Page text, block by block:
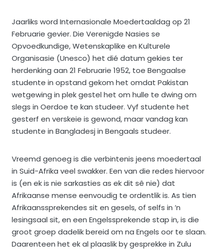
Jaarliks word Internasionale Moedertaaldag op 21
Februarie gevier. Die Verenigde Nasies se
Opvoedkundige, Wetenskaplike en Kulturele
Organisasie (Unesco) het dié datum gekies ter
herdenking aan 21 Februarie 1952, toe Bengaalse
studente in opstand gekom het omdat Pakistan
wetgewing in plek gestel het om hulle te dwing om
slegs in Oerdoe te kan studeer. Vyf studente het
gesterf en verskeie is gewond, maar vandag kan
studente in Bangladesj in Bengaals studeer.
Vreemd genoeg is die verbintenis jeens moedertaal
in Suid-Afrika veel swakker. Een van die redes hiervoor
is (en ek is nie sarkasties as ek dit sê nie) dat
Afrikaanse mense eenvoudig te ordentlik is. As tien
Afrikaanssprekendes sit en gesels, of selfs in ’n
lesingsaal sit, en een Engelssprekende stap in, is die
groot groep dadelik bereid om na Engels oor te slaan.
Daarenteen het ek al plaaslik by gesprekke in Zulu